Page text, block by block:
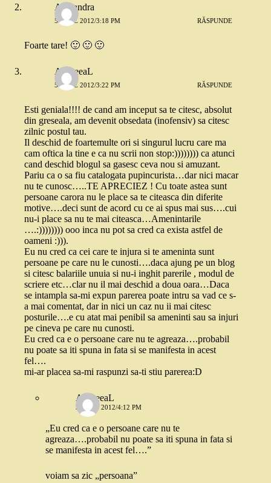
Alexandra
5 IULIE 2012/3:18 PM RĂSPUNDE
Foarte tare! 🙂 🙂 🙂
AndreeaL
5 IULIE 2012/3:22 PM RĂSPUNDE
Esti geniala!!!! de cand am inceput sa te citesc, absolut
din greseala, am devenit obsedata (inofensiv) sa citesc
zilnic postul tau.
Il deschid de foartemulte ori si singurul lucru care ma
cam oftica la tine e ca nu scrii non stop:)))))))) ca atunci
cand deschid blogul sa gasesc ceva nou si amuzant.
Pariu ca o sa fiu catalogata pupincurista…dar nici macar
nu te cunosc…..TE APRECIEZ ! Cu toate astea sunt
persoane carora nu le place sa te citeasca din diferite
motive….deci sunt de acord cu ce ai spus mai sus….cui
nu-i place sa nu te mai citeasca…Amenintarile
….:)))))))) ooo inca nu pot sa cred ca exista astfel de
oameni :))).
Eu nu cred ca cei care te injura si te ameninta sunt
persoane pe care nu le cunosti….daca ajung pe un blog
si citesc balariile unuia si nu-i inghit parerile , modul de
scriere etc…clar nu il mai deschid a doua oara…Daca
se intampla sa-mi expun parerea poate intru sa vad ce s-
a mai comentat, dar in nici un caz nu ii mai citesc
posturile….e cu atat mai penibil sa ameninti sau sa injuri
pe cineva pe care nu cunosti.
Eu cred ca e o persoane care nu te agreaza….probabil
nu poate sa iti spuna in fata si se manifesta in acest
fel….
mi-ar placea sa-mi raspunzi sa-ti stiu parerea:D
AndreeaL
5 IULIE 2012/4:12 PM
„Eu cred ca e o persoane care nu te
agreaza….probabil nu poate sa iti spuna in fata si
se manifesta in acest fel….”
voiam sa zic „persoana”